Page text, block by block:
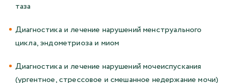
таза
Диагностика и лечение нарушений менструального
цикла, эндометриоза и миом
Диагностика и лечение нарушений мочеиспускания
(ургентное, стрессовое и смешанное недержание мочи)